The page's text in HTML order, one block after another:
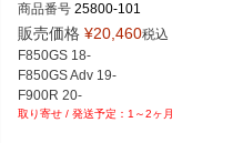
商品番号 25800-101
https://www.wunderlich.de/shop/en/b
mw-f-series/f-900-xr/ergonomics-co
mfort/handlebar-handprotectors/wun
derlich-ergo-handlebar-riser-for-mod
els-with-bmw-sat-nav-25800-101.ht
販売価格 ¥20,460税込
F850GS 18-
F850GS Adv 19-
F900R 20-
F900XR 20-
1～2ヶ月